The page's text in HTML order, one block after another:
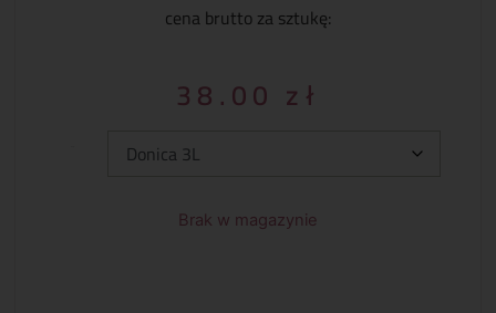
cena brutto za sztukę:
38.00 zł
Brak w magazynie